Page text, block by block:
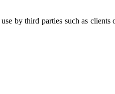
by third parties such as clients